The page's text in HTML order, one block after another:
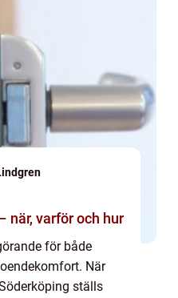
när, varför och hur
för både
När
ställs